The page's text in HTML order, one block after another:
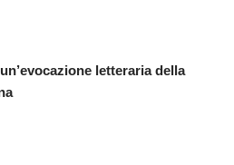
letteraria della